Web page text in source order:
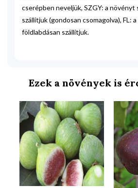
cserépben neveljük, SZGY: a növényt
szállítjuk (gondosan csomagolva), FL:
földlabdásan szállítjuk.
Ezek a növények is